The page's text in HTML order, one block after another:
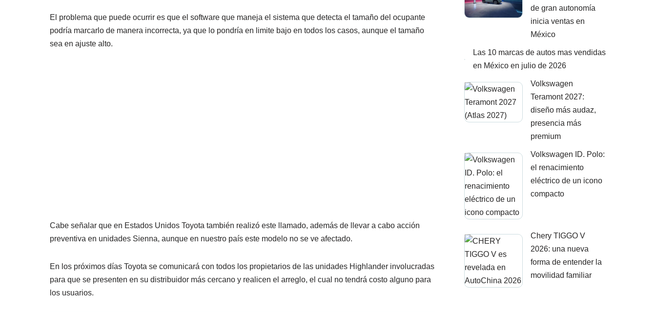
El problema que puede ocurrir es que el software que maneja el sistema que detecta el tamaño del ocupante
podría marcarlo de manera incorrecta, ya que lo pondría en limite bajo en todos los casos, aunque el tamaño
sea en ajuste alto.
Cabe señalar que en Estados Unidos Toyota también realizó este llamado, además de llevar a cabo acción
preventiva en unidades Sienna, aunque en nuestro país este modelo no se ve afectado.
En los próximos días Toyota se comunicará con todos los propietarios de las unidades Highlander involucradas
para que se presenten en su distribuidor más cercano y realicen el arreglo, el cual no tendrá costo alguno para
los usuarios.
de gran autonomía
inicia ventas en
México
Las 10 marcas de autos mas vendidas
en México en julio de 2026
Volkswagen
Teramont 2027:
diseño más audaz,
presencia más
premium
Volkswagen ID. Polo:
el renacimiento
eléctrico de un icono
compacto
Chery TIGGO V
2026: una nueva
forma de entender la
movilidad familiar